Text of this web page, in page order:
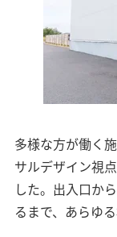
多様な方が働く
サルデザイン視
した。出入口か
るまで、あらゆ